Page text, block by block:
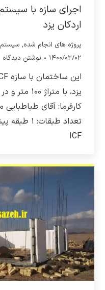
اردکان یزد
پروژه های انجام شده, سیستم ICF
۱۴۰۰/۰۲/۰۲
نوشتن دیدگاه
ICF